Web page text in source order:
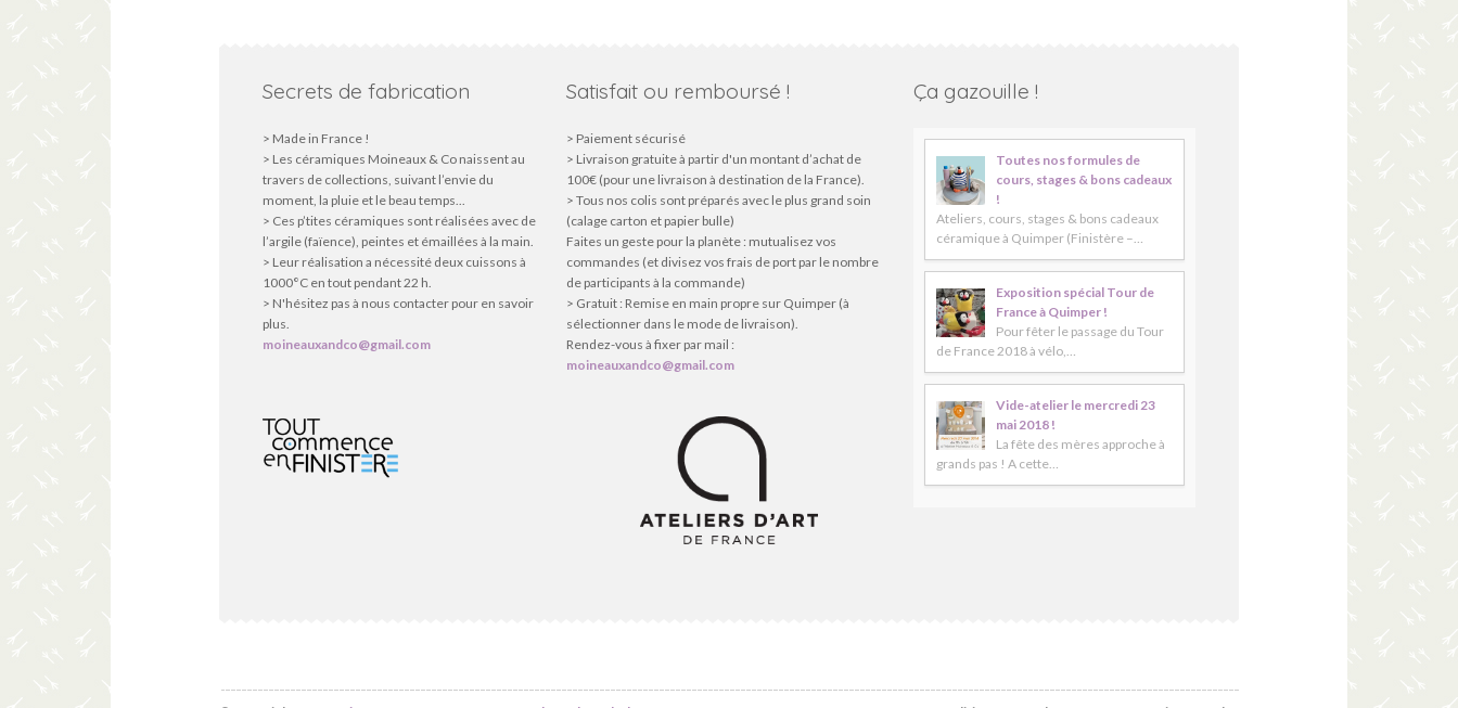
Secrets de fabrication
> Made in France !
> Les céramiques Moineaux & Co naissent au
travers de collections, suivant l’envie du
moment, la pluie et le beau temps...
> Ces p’tites céramiques sont réalisées avec de
l’argile (faïence), peintes et émaillées à la main.
> Leur réalisation a nécessité deux cuissons à
1000°C en tout pendant 22 h.
> N'hésitez pas à nous contacter pour en savoir
plus.
moineauxandco@gmail.com
Satisfait ou remboursé !
> Paiement sécurisé
> Livraison gratuite à partir d'un montant d’achat de
100€ (pour une livraison à destination de la France).
> Tous nos colis sont préparés avec le plus grand soin
(calage carton et papier bulle)
Faites un geste pour la planète : mutualisez vos
commandes (et divisez vos frais de port par le nombre
de participants à la commande)
> Gratuit : Remise en main propre sur Quimper (à
sélectionner dans le mode de livraison).
Rendez-vous à fixer par mail :
moineauxandco@gmail.com
Ça gazouille !
Toutes nos formules de
cours, stages & bons cadeaux
!
Ateliers, cours, stages & bons cadeaux
céramique à Quimper (Finistère –…
Exposition spécial Tour de
France à Quimper !
Pour fêter le passage du Tour
de France 2018 à vélo,…
Vide-atelier le mercredi 23
mai 2018 !
La fête des mères approche à
grands pas ! A cette…